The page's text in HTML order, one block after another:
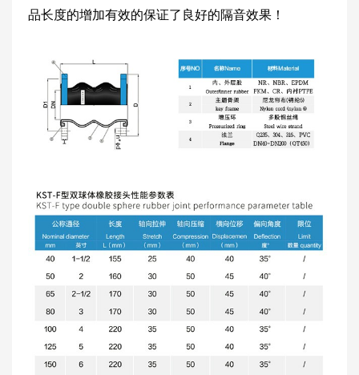
品长度的增加有效的保证了良好的隔音效果！